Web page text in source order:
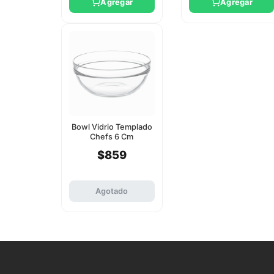
Agregar Agregar
Bowl Vidrio Templado
Chefs 6 Cm
$859
Agotado